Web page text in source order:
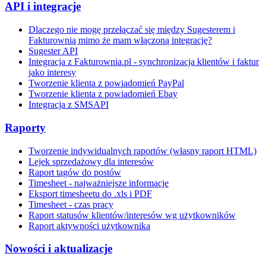
API i integracje
Dlaczego nie mogę przełączać się między Sugesterem i
Fakturownią mimo że mam włączoną integrację?
Sugester API
Integracja z Fakturownia.pl - synchronizacja klientów i faktur
jako interesy
Tworzenie klienta z powiadomień PayPal
Tworzenie klienta z powiadomień Ebay
Integracja z SMSAPI
Raporty
Tworzenie indywidualnych raportów (własny raport HTML)
Lejek sprzedażowy dla interesów
Raport tagów do postów
Timesheet - najważniejsze informacje
Eksport timesheetu do .xls i PDF
Timesheet - czas pracy
Raport statusów klientów/interesów wg użytkowników
Raport aktywności użytkownika
Nowości i aktualizacje